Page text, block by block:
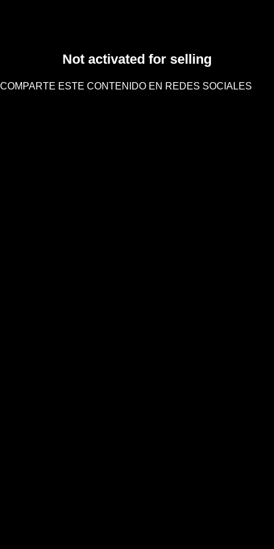
Not activated for selling
COMPARTE ESTE CONTENIDO EN REDES SOCIALES